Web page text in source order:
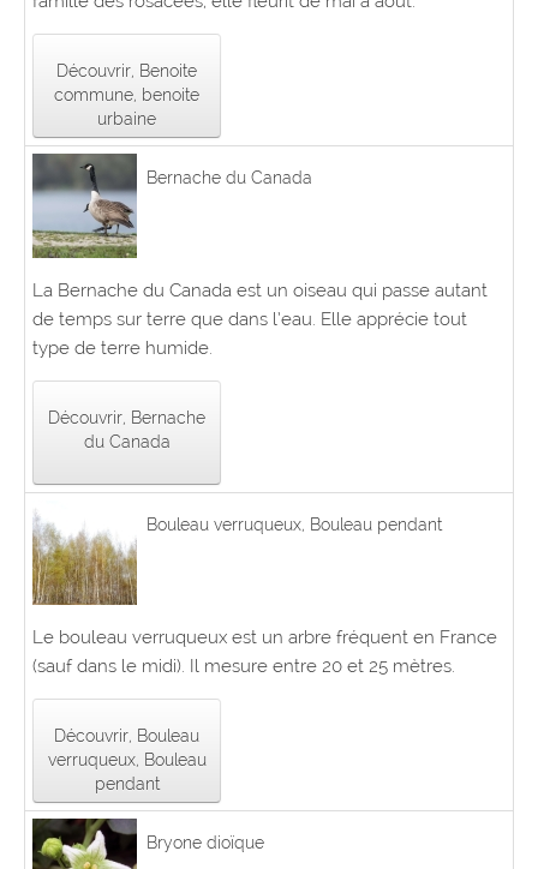
Découvrir, Benoite
commune, benoite
urbaine
Bernache du Canada
La Bernache du Canada est un oiseau qui passe autant
de temps sur terre que dans l’eau. Elle apprécie tout
type de terre humide.
Découvrir, Bernache
du Canada
Bouleau verruqueux, Bouleau pendant
Le bouleau verruqueux est un arbre fréquent en France
(sauf dans le midi). Il mesure entre 20 et 25 mètres.
Découvrir, Bouleau
verruqueux, Bouleau
pendant
Bryone dioïque